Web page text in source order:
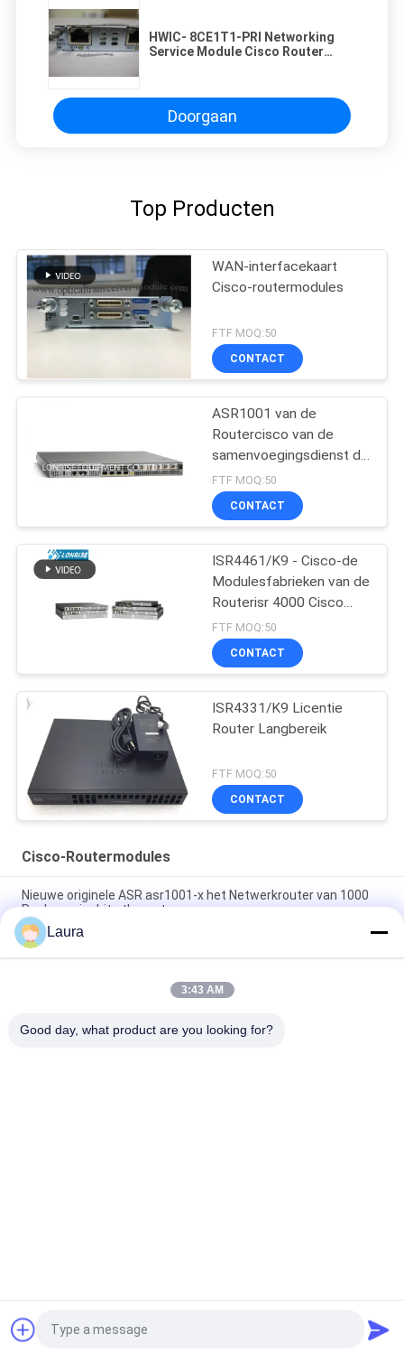
HWIC- 8CE1T1-PRI Networking
Service Module Cisco Router
Doorgaan
Top Producten
WAN-interfacekaart
Cisco-routermodules
FTF MOQ:50
CONTACT
ASR1001 van de
Routercisco van de
samenvoegingsdienst de
Fabrieken van de
Routermodules
FTF MOQ:50
CONTACT
ISR4461/K9 - Cisco-de
Modulesfabrieken van de
Routerisr 4000 Cisco
Router
FTF MOQ:50
CONTACT
ISR4331/K9 Licentie
Router Langbereik
FTF MOQ:50
CONTACT
Cisco-Routermodules
Nieuwe originele ASR asr1001-x het Netwerkrouter van 1000
Reeksengigabit ethernet
C9300 - NM - 2Q = Katalysator 9300 2 Reserveonderdelen van
de het Netwerkmodule van X 40GE
Van de Routermodules 2GE 4G van ISR 4221 Cisco van de
Vraag een offerte aan
Laura
3:43 AM
Good day, what product are you looking for?